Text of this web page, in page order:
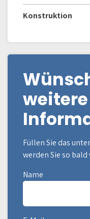
Konstruktion
weitere
Füllen Sie das
werden Sie so
Name